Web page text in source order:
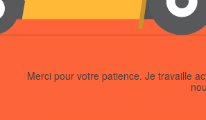
Merci pour votre patience. Je travaille